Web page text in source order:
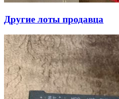
Другие лоты продавца